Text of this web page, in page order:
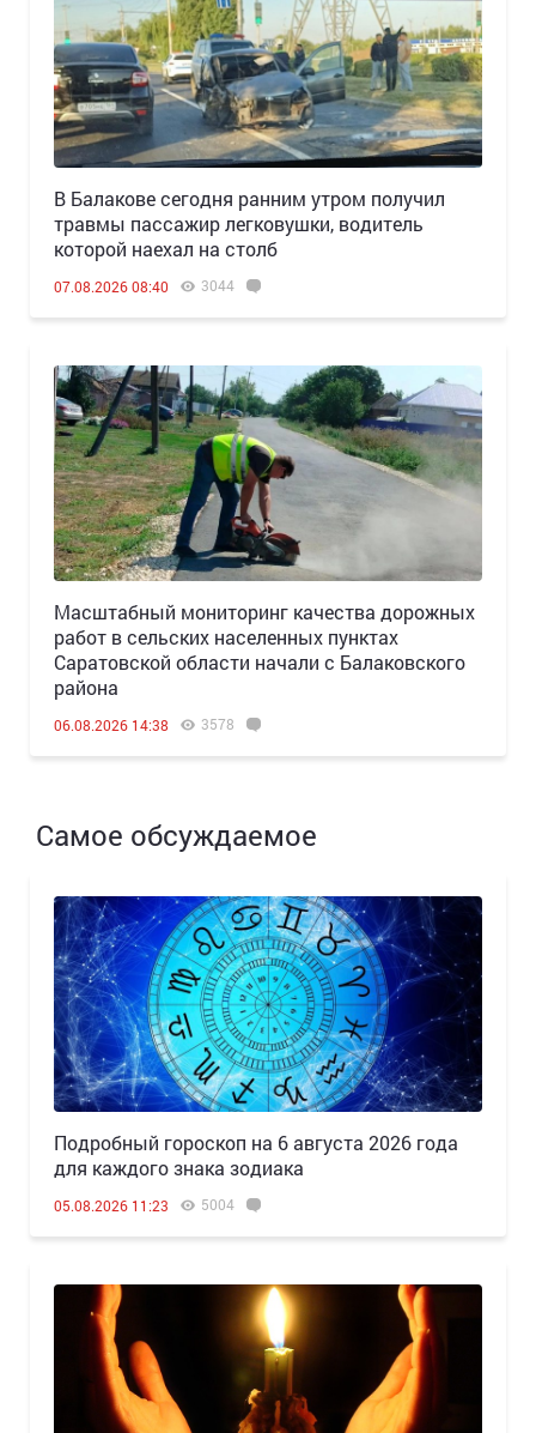
В Балакове сегодня ранним утром получил
травмы пассажир легковушки, водитель
которой наехал на столб
07.08.2026 08:40 3044
Масштабный мониторинг качества дорожных
работ в сельских населенных пунктах
Саратовской области начали с Балаковского
района
06.08.2026 14:38 3578
Самое обсуждаемое
Подробный гороскоп на 6 августа 2026 года
для каждого знака зодиака
05.08.2026 11:23 5004